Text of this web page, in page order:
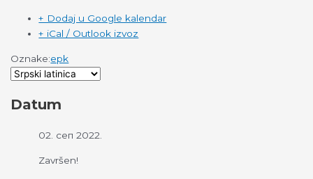
+ Dodaj u Google kalendar
+ iCal / Outlook izvoz
Oznake:epk
Datum
02. сеп 2022.
Završen!